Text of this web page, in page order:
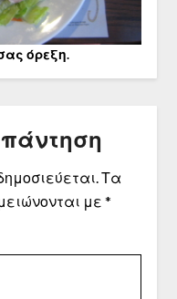
όρεξη.
Τα
με *